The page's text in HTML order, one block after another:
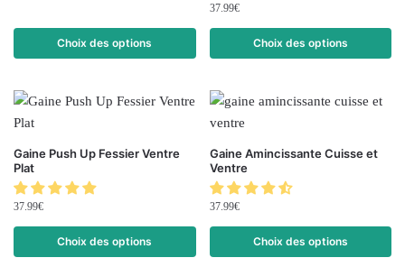
Choix des options
37.99€
Choix des options
Gaine Push Up Fessier Ventre
Plat
37.99€
Choix des options
Gaine Amincissante Cuisse et
Ventre
37.99€
Choix des options